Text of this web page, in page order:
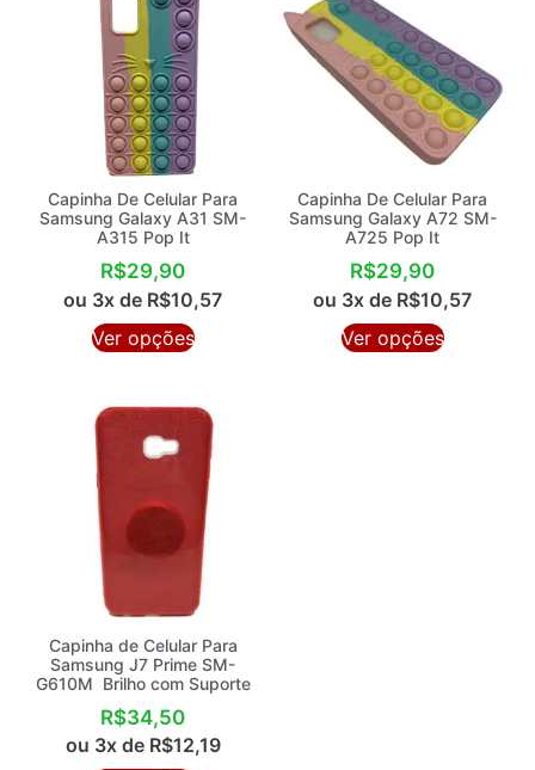
Capinha De Celular Para
Samsung Galaxy A31 SM-
A315 Pop It
R$29,90
ou 3x de R$10,57
Ver opções
Capinha De Celular Para
Samsung Galaxy A72 SM-
A725 Pop It
R$29,90
ou 3x de R$10,57
Ver opções
Capinha de Celular Para
Samsung J7 Prime SM-
G610M Brilho com Suporte
R$34,50
ou 3x de R$12,19